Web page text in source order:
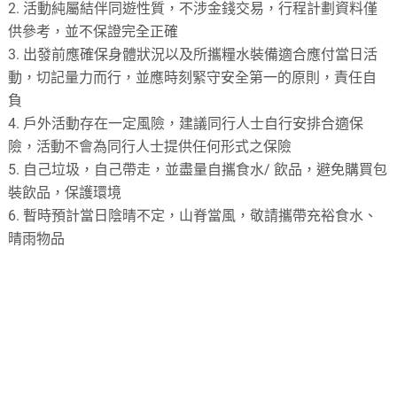
2. 活動純屬結伴同遊性質，不涉金錢交易，行程計劃資料僅
供參考，並不保證完全正確
3. 出發前應確保身體狀況以及所攜糧水裝備適合應付當日活
動，切記量力而行，並應時刻緊守安全第一的原則，責任自
負
4. 戶外活動存在一定風險，建議同行人士自行安排合適保
險，活動不會為同行人士提供任何形式之保險
5. 自己垃圾，自己帶走，並盡量自攜食水/ 飲品，避免購買包
裝飲品，保護環境
6. 暫時預計當日陰晴不定，山脊當風，敬請攜帶充裕食水、
晴雨物品